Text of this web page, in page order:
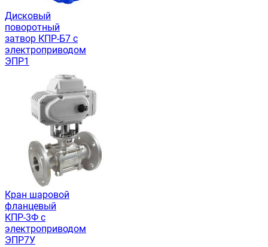
Дисковый
поворотный
затвор КПР-Б7 с
электроприводом
ЭПР1
Кран шаровой
фланцевый
КПР-3Ф с
электроприводом
ЭПР7У